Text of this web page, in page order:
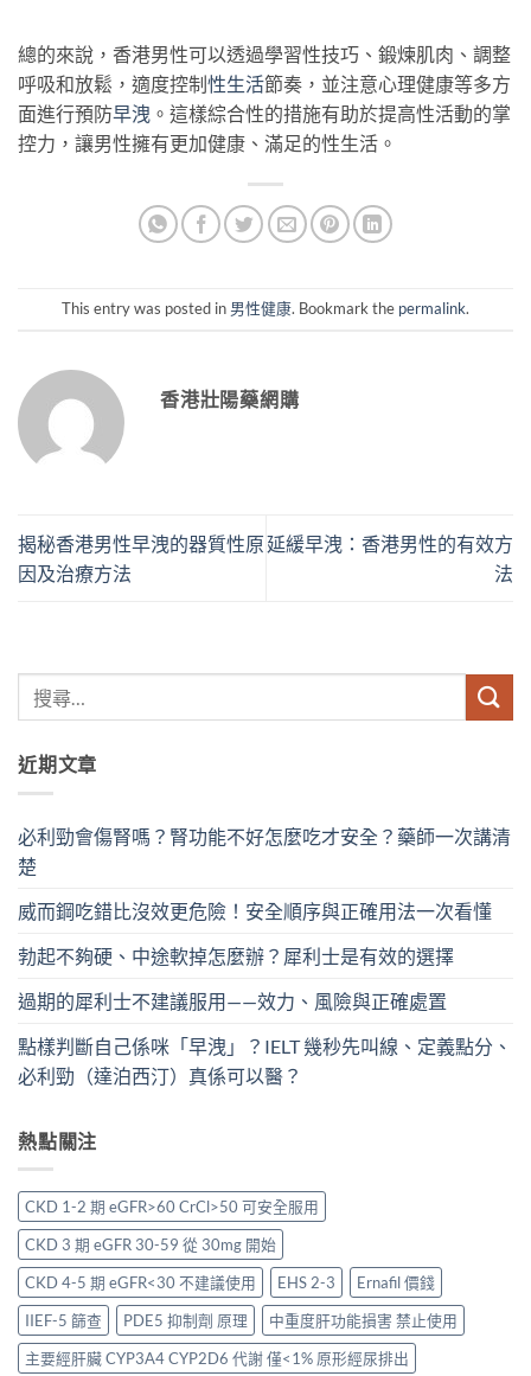
總的來說，香港男性可以透過學習性技巧、鍛煉肌肉、調整
呼吸和放鬆，適度控制性生活節奏，並注意心理健康等多方
面進行預防早洩 。這樣綜合性的措施有助於提高性活動的掌
控力，讓男性擁有更加健康、滿足的性生活。
This entry was posted in 男性健康. Bookmark the permalink.
香港壯陽藥網購
揭秘香港男性早洩的器質性原
因及治療方法
延緩早洩：香港男性的有效方
法
近期文章
必利勁會傷腎嗎？腎功能不好怎麼吃才安全？藥師一次講清
楚
威而鋼吃錯比沒效更危險！安全順序與正確用法一次看懂
勃起不夠硬、中途軟掉怎麼辦？犀利士是有效的選擇
過期的犀利士不建議服用——效力、風險與正確處置
點樣判斷自己係咪「早洩」？IELT 幾秒先叫線、定義點分、
必利勁（達泊西汀）真係可以醫？
熱點關注
CKD 1-2 期 eGFR>60 CrCl>50 可安全服用
CKD 3 期 eGFR 30-59 從 30mg 開始
CKD 4-5 期 eGFR<30 不建議使用
EHS 2-3
Ernafil 價錢
IIEF-5 篩查
PDE5 抑制劑 原理
中重度肝功能損害 禁止使用
主要經肝臟 CYP3A4 CYP2D6 代謝 僅<1% 原形經尿排出